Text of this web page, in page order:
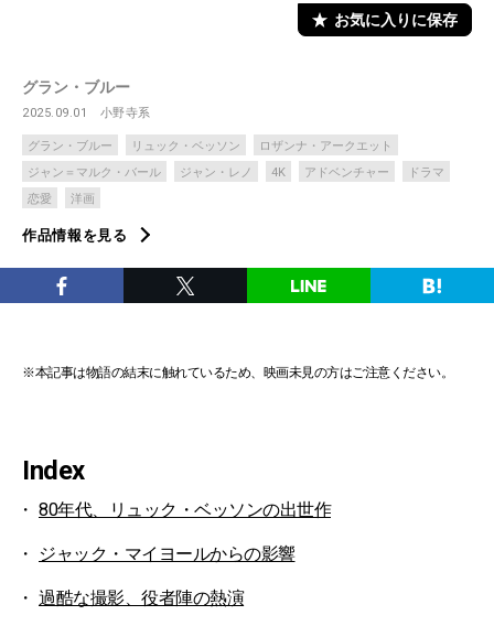
お気に入りに保存
グラン・ブルー
2025.09.01 小野寺系
グラン・ブルー リュック・ベッソン
ロザンナ・アークエット
ジャン＝マルク・バール
ジャン・レノ 4K アドベンチャー
ドラマ
恋愛
洋画
作品情報を見る
※本記事は物語の結末に触れているため、映画未見の方はご注意ください。
Index
80年代、リュック・ベッソンの出世作
ジャック・マイヨールからの影響
過酷な撮影、役者陣の熱演